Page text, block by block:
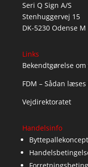
Seri Q Sign A/S
Stenhuggervej 15
DK-5230 Odense M
Links
Bekendtgørelse
FDM – Sådan
Vejdirektoratet
Handelsinfo
Byttepallekoncept